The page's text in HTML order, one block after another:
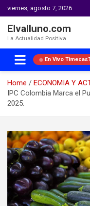
viernes, agosto 7, 2026
Elvalluno.com
La Actualidad Positiva.
En Vivo
Home
ECONOMIA Y
IPC Colombia Marca el
2025.
content